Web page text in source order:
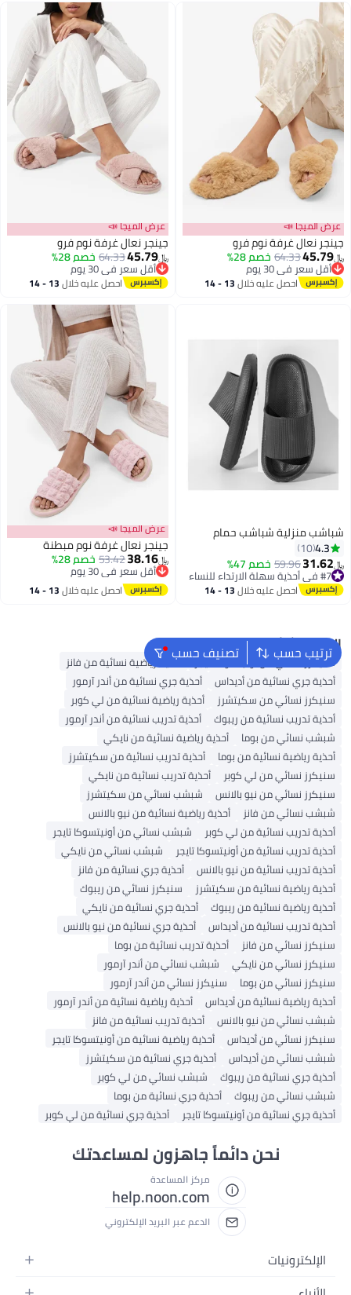
عرض الميجا 📣
جينجر نعال غرفة نوم فرو
﷼‏45.79
64.33خصم 28%
أقل سعر في 30 يوم
أقل سعر في 30 يوماحصل عليه خلال 13 - 14
عرض الميجا 📣
جينجر نعال غرفة نوم فرو
﷼‏45.79
64.33خصم 28%
أقل سعر في 30 يوم
أقل سعر في 30 يوماحصل عليه خلال 13 - 14
شباشب منزلية شباشب حمام
4.3
10
﷼‏31.62
59.96خصم 47%
#7 في أحذية سهلة الارتداء للنساء
#7 في أحذية سهلة الارتداء للنساء احصل عليه خلال 13 - 14
عرض الميجا 📣
جينجر نعال غرفة نوم مبطنة
﷼‏38.16
53.42خصم 28%
أقل سعر في 30 يوم
أقل سعر في 30 يوماحصل عليه خلال 13 - 14
ترتيب حسب تصنيف حسب البحث الشائع
سنيكرز نسائي من أونيتسوكا تايجر
أحذية رياضية نسائية من فانز
أحذية جري نسائية من أديداس
أحذية جري نسائية من أندر آرمور
سنيكرز نسائي من سكيتشرز
أحذية رياضية نسائية من لي كوبر
أحذية تدريب نسائية من ريبوك
أحذية تدريب نسائية من أندر آرمور
شبشب نسائي من بوما
أحذية رياضية نسائية من نايكي
أحذية رياضية نسائية من بوما
أحذية تدريب نسائية من سكيتشرز
سنيكرز نسائي من لي كوبر
أحذية تدريب نسائية من نايكي
سنيكرز نسائي من نيو بالانس
شبشب نسائي من سكيتشرز
شبشب نسائي من فانز
أحذية رياضية نسائية من نيو بالانس
أحذية تدريب نسائية من لي كوبر
شبشب نسائي من أونيتسوكا تايجر
أحذية تدريب نسائية من أونيتسوكا تايجر
شبشب نسائي من نايكي
أحذية تدريب نسائية من نيو بالانس
أحذية جري نسائية من فانز
أحذية رياضية نسائية من سكيتشرز
سنيكرز نسائي من ريبوك
أحذية رياضية نسائية من ريبوك
أحذية جري نسائية من نايكي
أحذية تدريب نسائية من أديداس
أحذية جري نسائية من نيو بالانس
سنيكرز نسائي من فانز
أحذية تدريب نسائية من بوما
سنيكرز نسائي من نايكي
شبشب نسائي من أندر آرمور
سنيكرز نسائي من بوما
سنيكرز نسائي من أندر آرمور
أحذية رياضية نسائية من أديداس
أحذية رياضية نسائية من أندر آرمور
شبشب نسائي من نيو بالانس
أحذية تدريب نسائية من فانز
سنيكرز نسائي من أديداس
أحذية رياضية نسائية من أونيتسوكا تايجر
شبشب نسائي من أديداس
أحذية جري نسائية من سكيتشرز
أحذية جري نسائية من ريبوك
شبشب نسائي من لي كوبر
شبشب نسائي من ريبوك
أحذية جري نسائية من بوما
أحذية جري نسائية من أونيتسوكا تايجر
أحذية جري نسائية من لي كوبر
نحن دائماً جاهزون لمساعدتك
مركز المساعدة
help.noon.com
الدعم عبر البريد الإلكتروني
الإلكترونيات
الجوالات